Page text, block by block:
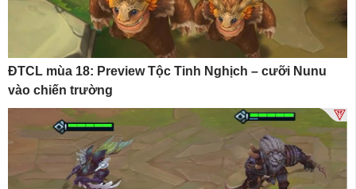
ĐTCL mùa 18: Preview Tộc Tinh Nghịch – cưỡi Nunu
vào chiến trường